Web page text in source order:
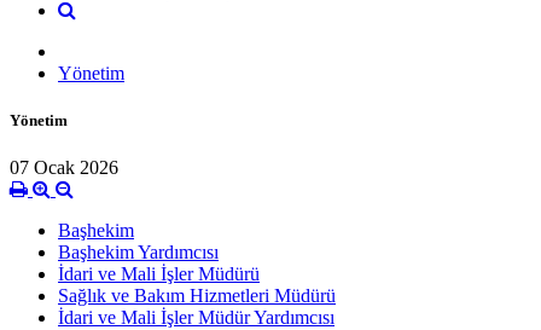
Yönetim
Yönetim
07 Ocak 2026
Başhekim
Başhekim Yardımcısı
İdari ve Mali İşler Müdürü
Sağlık ve Bakım Hizmetleri Müdürü
İdari ve Mali İşler Müdür Yardımcısı